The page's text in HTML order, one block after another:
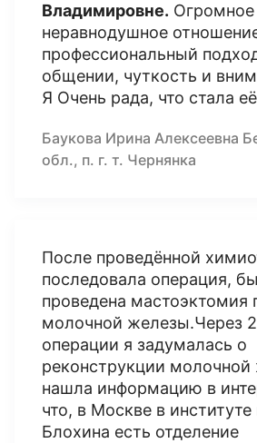
Владимировне. Огромное
неравнодушное
профессиональный
общении, чуткость и
Я Очень рада, что стала
Баукова Ирина Алексеевна
обл., п. г. т. Чернянка
После проведённой
последовала операция,
проведена мастоэктомия
молочной железы.Через 2
операции я задумалась о
реконструкции
нашла информацию в
что, в Москве в
Блохина есть отделение